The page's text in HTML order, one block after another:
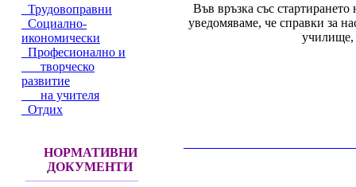
Трудовоправни
Социално-
икономически
Професионално и
творческо
развитие
на учителя
Отдих
НОРМАТИВНИ
ДОКУМЕНТИ
Във връзка със
уведомяваме, че справки за
училище,